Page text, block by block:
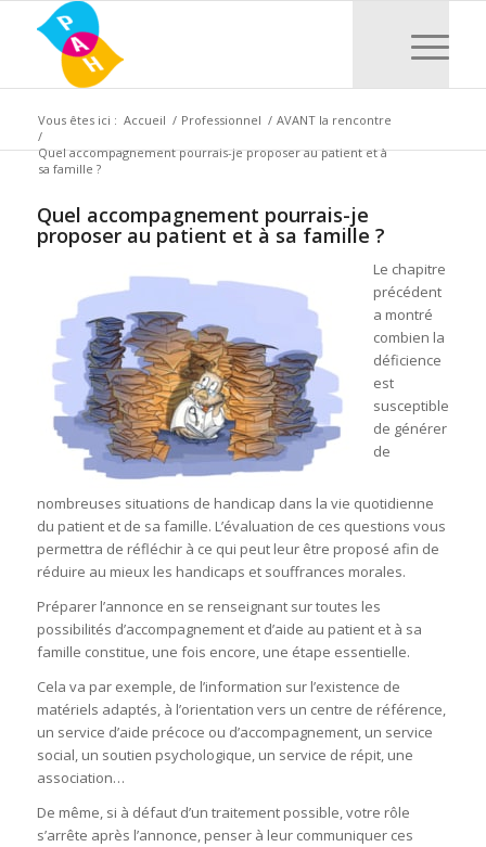
Vous êtes ici : Accueil / Professionnel / AVANT la rencontre
/
Quel accompagnement pourrais-je proposer au patient et à
sa famille ?
Quel accompagnement pourrais-je
proposer au patient et à sa famille ?
Le chapitre
précédent
a montré
combien la
déficience
est
susceptible
de générer
de
nombreuses situations de handicap dans la vie quotidienne
du patient et de sa famille. L’évaluation de ces questions vous
permettra de réfléchir à ce qui peut leur être proposé afin de
réduire au mieux les handicaps et souffrances morales.
Préparer l’annonce en se renseignant sur toutes les
possibilités d’accompagnement et d’aide au patient et à sa
famille constitue, une fois encore, une étape essentielle.
Cela va par exemple, de l’information sur l’existence de
matériels adaptés, à l’orientation vers un centre de référence,
un service d’aide précoce ou d’accompagnement, un service
social, un soutien psychologique, un service de répit, une
association…
De même, si à défaut d’un traitement possible, votre rôle
s’arrête après l’annonce, penser à leur communiquer ces